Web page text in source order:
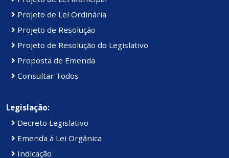
Projeto de Lei Ordinária
Projeto de Resolução
Projeto de Resolução do Legislativo
Proposta de Emenda
Consultar Todos
Legislação:
Decreto Legislativo
Emenda à Lei Orgânica
Indicação